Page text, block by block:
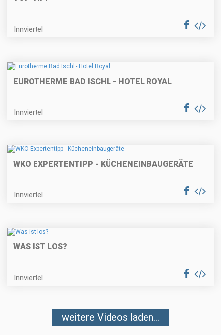
Innviertel
EUROTHERME BAD ISCHL - HOTEL ROYAL
Innviertel
WKO EXPERTENTIPP - KÜCHENEINBAUGERÄTE
Innviertel
WAS IST LOS?
Innviertel
weitere Videos laden...